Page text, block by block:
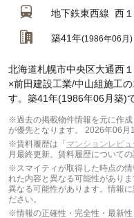
地下鉄東西線 西
築41年(1986年06月)
北海道札幌市中央区大通西
×前田建設工業/中山組施工
す。築41年(1986年06月築)
※過去の掲載物件情報を元に作
が優先となります。 2026年06月
※賃料履歴は「 マンションレビュ
月最終更新。賃料履歴について
※スマイティが取得した時点の
れた内容と異なる可能性があり
異なる可能性があります。情報
ださい。
※情報の正確性・完全性・最新性